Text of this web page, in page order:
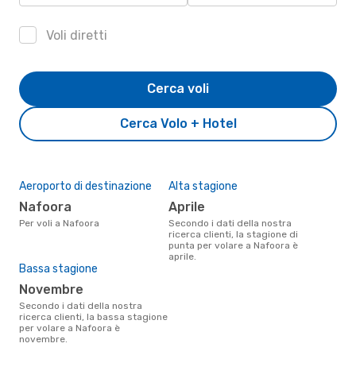
Voli diretti
Cerca Volo + Hotel
Cerca voli
Aeroporto di destinazione
Nafoora
Per voli a Nafoora
Alta stagione
aprile
Secondo i dati della nostra
ricerca clienti, la stagione di
punta per volare a Nafoora è
aprile.
Bassa stagione
novembre
Secondo i dati della nostra
ricerca clienti, la bassa stagione
per volare a Nafoora è
novembre.